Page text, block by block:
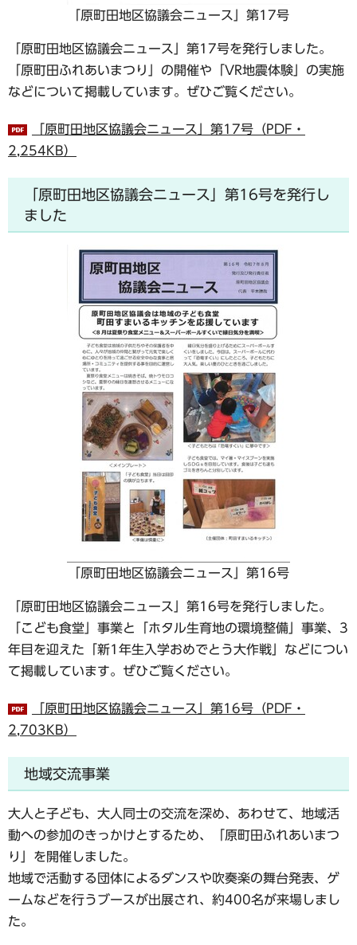
「原町田地区協議会ニュース」第17号
「原町田地区協議会ニュース」第17号を発行しました。
「原町田ふれあいまつり」の開催や「VR地震体験」の実施
などについて掲載しています。ぜひご覧ください。
「原町田地区協議会ニュース」第17号（PDF・
2,254KB）
「原町田地区協議会ニュース」第16号を発行し
ました
「原町田地区協議会ニュース」第16号
「原町田地区協議会ニュース」第16号を発行しました。
「こども食堂」事業と「ホタル生育地の環境整備」事業、3
年目を迎えた「新1年生入学おめでとう大作戦」などについ
て掲載しています。ぜひご覧ください。
「原町田地区協議会ニュース」第16号（PDF・
2,703KB）
地域交流事業
大人と子ども、大人同士の交流を深め、あわせて、地域活
動への参加のきっかけとするため、「原町田ふれあいまつ
り」を開催しました。
地域で活動する団体によるダンスや吹奏楽の舞台発表、ゲ
ームなどを行うブースが出展され、約400名が来場しまし
た。